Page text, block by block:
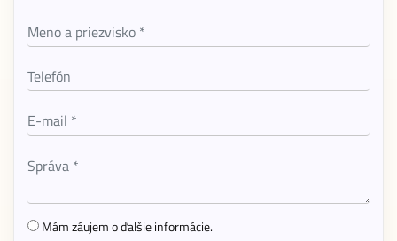
Mám záujem o ďalšie informácie.